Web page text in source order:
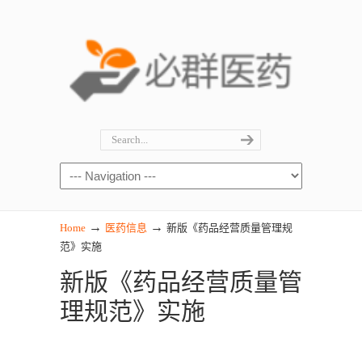
Home → 医药信息 → 新版《药品经营质量管理规
范》实施
新版《药品经营质量管
理规范》实施